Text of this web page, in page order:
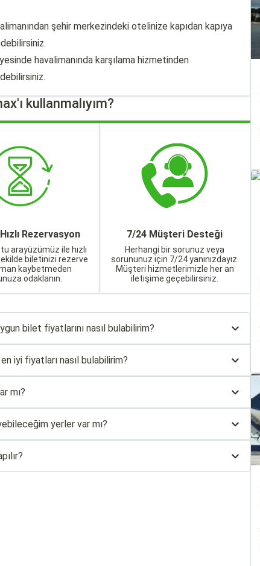
şehir merkezindeki otelinize kapıdan kapıya
havalimanında karşılama hizmetinden
kullanmalıyım?
Rezervasyon
arayüzümüz ile hızlı
biletinizi rezerve
kaybetmeden
odaklanın.
7/24 Müşteri Desteği
Herhangi bir sorunuz veya
sorununuz için 7/24 yanınızdayız.
Müşteri hizmetlerimizle her an
iletişime geçebilirsiniz.
bilet fiyatlarını nasıl bulabilirim?
iyi fiyatları nasıl bulabilirim?
mı?
yerler var mı?